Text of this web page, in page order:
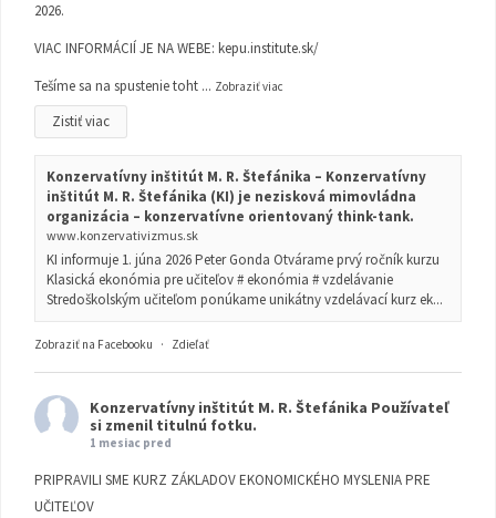
2026.
VIAC INFORMÁCIÍ JE NA WEBE: kepu.institute.sk/
Tešíme sa na spustenie toht ... Zobraziť viac
Zistiť viac
Konzervatívny inštitút M. R. Štefánika – Konzervatívny
inštitút M. R. Štefánika (KI) je nezisková mimovládna
organizácia – konzervatívne orientovaný think-tank.
www.konzervativizmus.sk
KI informuje 1. júna 2026 Peter Gonda Otvárame prvý ročník kurzu
Klasická ekonómia pre učiteľov # ekonómia # vzdelávanie
Stredoškolským učiteľom ponúkame unikátny vzdelávací kurz ek...
Zobraziť na Facebooku · Zdieľať
Konzervatívny inštitút M. R. Štefánika Používateľ
si zmenil titulnú fotku.
1 mesiac pred
PRIPRAVILI SME KURZ ZÁKLADOV EKONOMICKÉHO MYSLENIA PRE
UČITEĽOV